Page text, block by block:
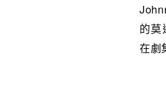
的莫
在劇